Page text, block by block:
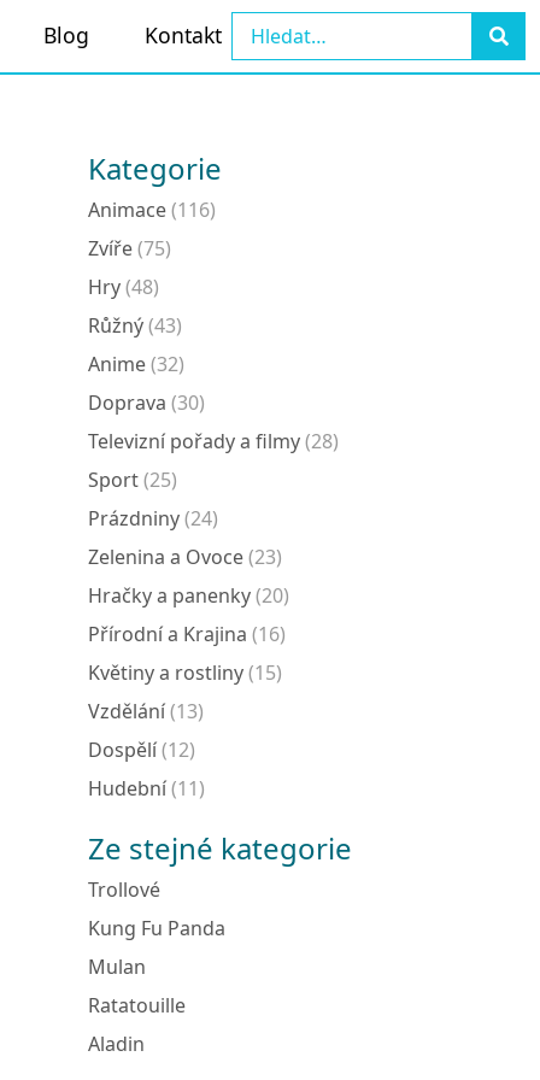
Blog Kontakt
Kategorie
Animace(116)
Zvíře(75)
Hry(48)
Růžný(43)
Anime(32)
Doprava (30)
Televizní pořady a filmy(28)
Sport(25)
Prázdniny(24)
Zelenina a Ovoce(23)
Hračky a panenky(20)
Přírodní a Krajina (16)
Květiny a rostliny(15)
Vzdělání(13)
Dospělí(12)
Hudební(11)
Ze stejné kategorie
Trollové
Kung Fu Panda
Mulan
Ratatouille
Aladin